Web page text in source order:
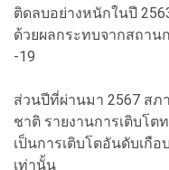
ติดลบอย่างหนักในปี
ด้วยผลกระทบจากสถา
-19
ส่วนปีที่ผ่านมา 2567 ส
ชาติ รายงานการเติบโต
เป็นการเติบโตอันดับเกื
เท่านั้น